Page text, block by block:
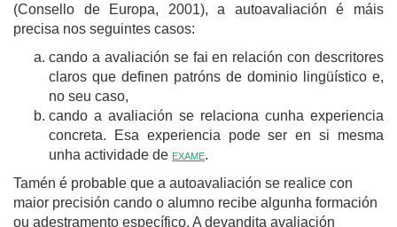
(Consello de Europa, 2001), a autoavaliación é máis
precisa nos seguintes casos:
cando a avaliación se fai en relación con descritores
claros que definen patróns de dominio lingüístico e,
no seu caso,
cando a avaliación se relaciona cunha experiencia
concreta. Esa experiencia pode ser en si mesma
unha actividade de exame.
Tamén é probable que a autoavaliación se realice con
maior precisión cando o alumno recibe algunha formación
ou adestramento específico. A devandita avaliación